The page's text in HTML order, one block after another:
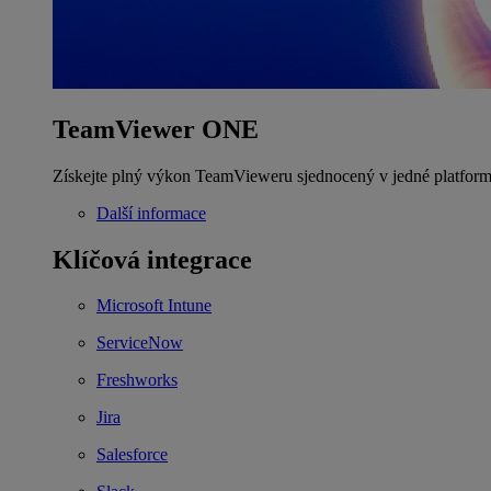
TeamViewer ONE
Získejte plný výkon TeamVieweru sjednocený v jedné
Další informace
Klíčová integrace
Microsoft Intune
ServiceNow
Freshworks
Jira
Salesforce